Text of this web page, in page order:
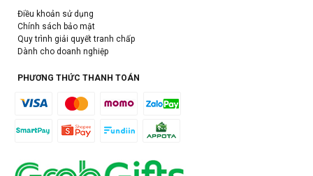
Điều khoản sử dụng
Chính sách bảo mật
Quy trình giải quyết tranh chấp
Dành cho doanh nghiệp
PHƯƠNG THỨC THANH TOÁN